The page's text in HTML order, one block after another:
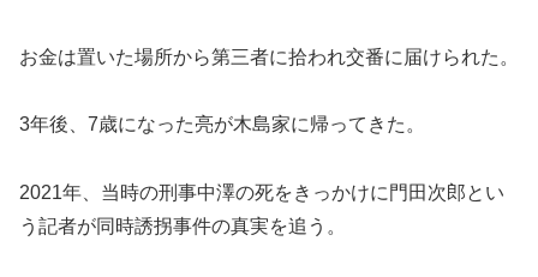
お金は置いた場所から第三者に拾われ交番に届けられた。
3年後、7歳になった亮が木島家に帰ってきた。
2021年、当時の刑事中澤の死をきっかけに門田次郎とい
う記者が同時誘拐事件の真実を追う。